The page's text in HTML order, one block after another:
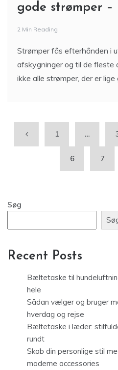
gode strømper
2 Min Reading
Strømper fås efterhånden i
afskygninger og til de fleste
ikke alle strømper, der er lige
1 …
6 7
Søg
Recent Posts
Bæltetaske til
hele
Sådan vælger og bruger
hverdag og rejse
Bæltetaske i læder:
rundt
Skab din personlige stil
moderne accessories